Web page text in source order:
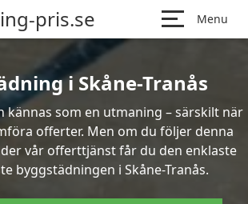
pris.se Menu
i Skåne-Tranås
kännas som en utmaning – särskilt när
offerter. Men om du följer denna
vår offerttjänst får du den enklaste
byggstädningen i Skåne-Tranås.